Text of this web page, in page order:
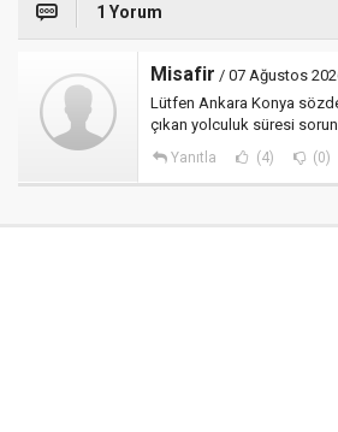
1 Yorum
Misafir / 07 Ağustos
Lütfen Ankara Konya
çıkan yolculuk süresi
Yanıtla (4) (0)